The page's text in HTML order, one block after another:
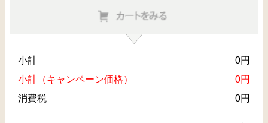
小計 0円
小計（キャンペーン価格）
0円
消費税
0円